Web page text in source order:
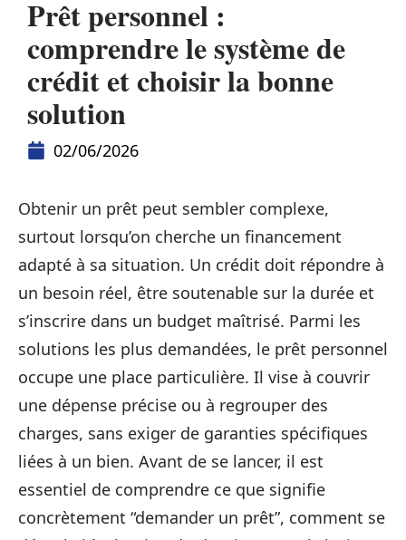
Prêt personnel :
comprendre le système de
crédit et choisir la bonne
solution
02/06/2026
Obtenir un prêt peut sembler complexe,
surtout lorsqu’on cherche un financement
adapté à sa situation. Un crédit doit répondre à
un besoin réel, être soutenable sur la durée et
s’inscrire dans un budget maîtrisé. Parmi les
solutions les plus demandées, le prêt personnel
occupe une place particulière. Il vise à couvrir
une dépense précise ou à regrouper des
charges, sans exiger de garanties spécifiques
liées à un bien. Avant de se lancer, il est
essentiel de comprendre ce que signifie
concrètement “demander un prêt”, comment se